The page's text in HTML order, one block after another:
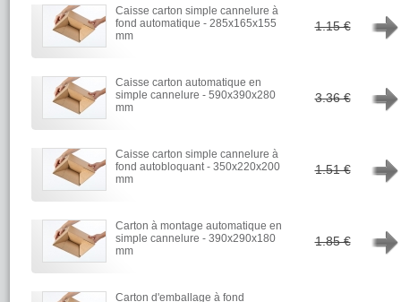
Caisse carton simple cannelure à
fond automatique - 285x165x155
mm
1.15 €
Caisse carton automatique en
simple cannelure - 590x390x280
mm
3.36 €
Caisse carton simple cannelure à
fond autobloquant - 350x220x200
mm
1.51 €
Carton à montage automatique en
simple cannelure - 390x290x180
mm
1.85 €
Carton d'emballage à fond